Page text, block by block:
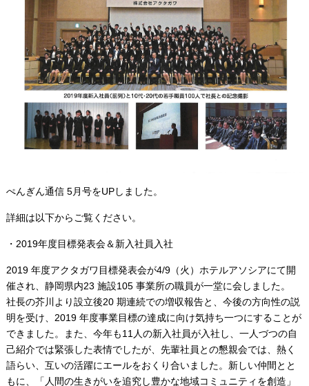
ぺんぎん通信 5月号をUPしました。
詳細は以下からご覧ください。
・2019年度目標発表会＆新入社員入社
2019 年度アクタガワ目標発表会が4/9（火）ホテルアソシアにて開
催され、静岡県内23 施設105 事業所の職員が一堂に会しました。
社長の芥川より設立後20 期連続での増収報告と、今後の方向性の説
明を受け、2019 年度事業目標の達成に向け気持ち一つにすることが
できました。また、今年も11人の新入社員が入社し、一人づつの自
己紹介では緊張した表情でしたが、先輩社員との懇親会では、熱く
語らい、互いの活躍にエールをおくり合いました。新しい仲間とと
もに、「人間の生きがいを追究し豊かな地域コミュニティを創造」